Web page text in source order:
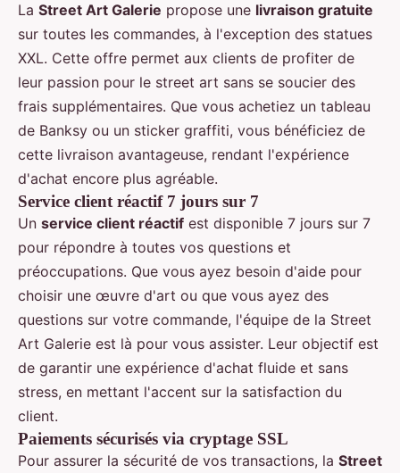
La Street Art Galerie propose une livraison gratuite
sur toutes les commandes, à l'exception des statues
XXL. Cette offre permet aux clients de profiter de
leur passion pour le street art sans se soucier des
frais supplémentaires. Que vous achetiez un tableau
de Banksy ou un sticker graffiti, vous bénéficiez de
cette livraison avantageuse, rendant l'expérience
d'achat encore plus agréable.
Service client réactif 7 jours sur 7
Un service client réactif est disponible 7 jours sur 7
pour répondre à toutes vos questions et
préoccupations. Que vous ayez besoin d'aide pour
choisir une œuvre d'art ou que vous ayez des
questions sur votre commande, l'équipe de la Street
Art Galerie est là pour vous assister. Leur objectif est
de garantir une expérience d'achat fluide et sans
stress, en mettant l'accent sur la satisfaction du
client.
Paiements sécurisés via cryptage SSL
Pour assurer la sécurité de vos transactions, la Street